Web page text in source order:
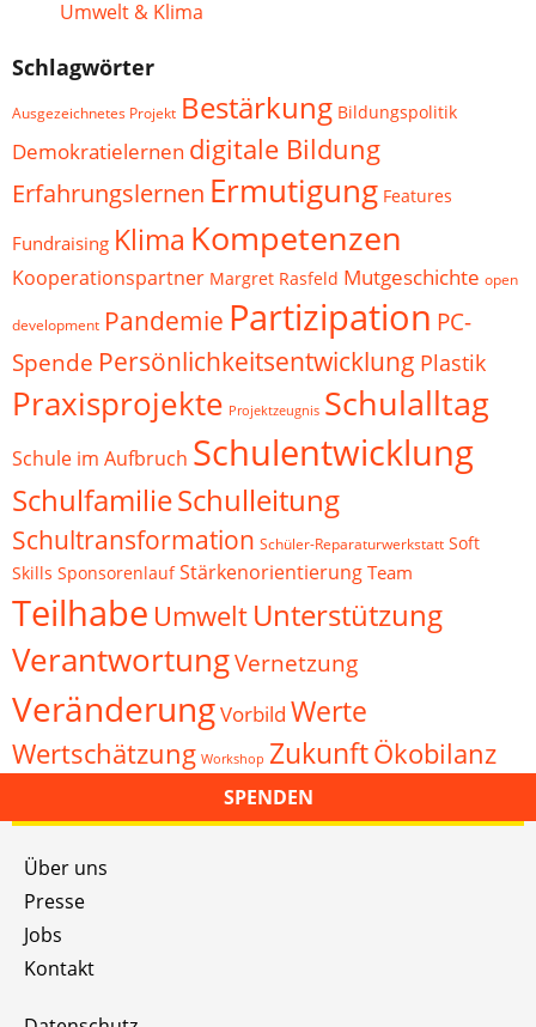
Umwelt & Klima
Schlagwörter
Ausgezeichnetes Projekt Bestärkung Bildungspolitik
Demokratielernen digitale Bildung
Erfahrungslernen Ermutigung Features
Fundraising Klima Kompetenzen
Kooperationspartner Margret Rasfeld Mutgeschichte open
development Pandemie Partizipation PC-
Spende Persönlichkeitsentwicklung Plastik
Praxisprojekte Projektzeugnis Schulalltag
Schule im Aufbruch Schulentwicklung
SchulfamilieSchulleitung
Schultransformation Schüler-Reparaturwerkstatt Soft
Skills Sponsorenlauf Stärkenorientierung Team
Teilhabe Umwelt Unterstützung
VerantwortungVernetzung
VeränderungVorbild Werte
Wertschätzung Workshop ZukunftÖkobilanz
SPENDEN
Über uns
Presse
Jobs
Kontakt